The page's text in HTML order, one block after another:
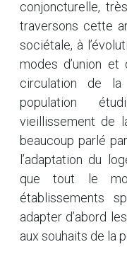
conjoncturelle,
traversons cette
sociétale, à
modes d’union
circulation de
population
vieillissement de
beaucoup parlé
l’adaptation du
que tout le
établissements
adapter d’abord
aux souhaits de la